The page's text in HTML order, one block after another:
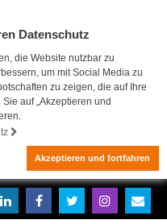
Datenschutz
die Website nutzbar zu
um mit Social Media zu
zu zeigen, die auf Ihre
auf „Akzeptieren und
Akzeptieren und fortfahren